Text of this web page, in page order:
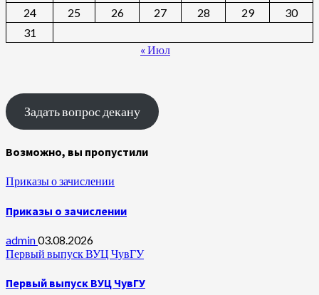
24
25 26 27 28 29
30
31
« Июл
Задать вопрос декану
Возможно, вы пропустили
Приказы о зачислении
Приказы о зачислении
admin03.08.2026
Первый выпуск ВУЦ ЧувГУ
Первый выпуск ВУЦ ЧувГУ